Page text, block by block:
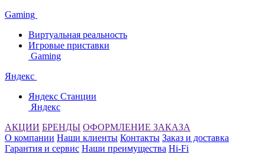
Gaming
Виртуальная реальность
Игровые приставки
Gaming
Яндекс
Яндекс Станции
Яндекс
АКЦИИ БРЕНДЫ ОФОРМЛЕНИЕ ЗАКАЗА
О компании Наши клиенты Контакты Заказ и доставка
Гарантия и сервис Наши преимущества Hi-Fi